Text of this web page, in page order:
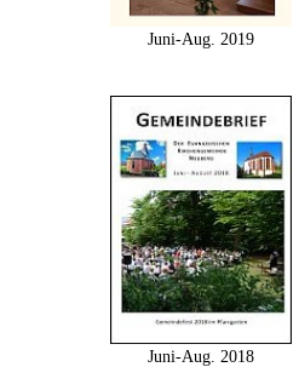
Juni-Aug. 2019
Juni-Aug. 2018